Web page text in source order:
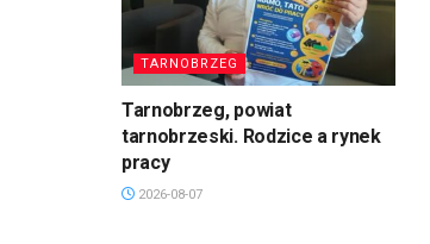
TARNOBRZEG
Tarnobrzeg, powiat
tarnobrzeski. Rodzice a rynek
pracy
2026-08-07